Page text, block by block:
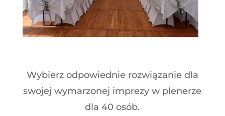
Wybierz odpowiednie rozwiązanie dla
swojej wymarzonej imprezy w plenerze
dla 40 osób.